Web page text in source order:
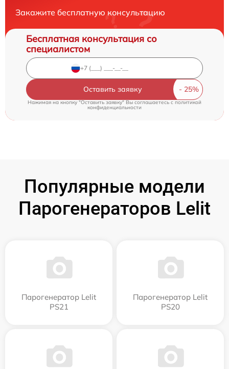
Закажите бесплатную консультацию
Бесплатная консультация со
специалистом
Оставить заявку
Нажимая на кнопку "Оставить заявку" Вы соглашаетесь cполитикой
конфиденциальности
Популярные модели
Парогенераторов Lelit
Парогенератор Lelit
PS21
Парогенератор Lelit
PS20